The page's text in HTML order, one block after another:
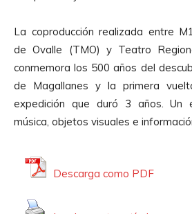
o
u
c
t
o
r
d
La coproducción realizada entre
de Ovalle (TMO) y Teatro
conmemora los 500 años del
de Magallanes y la primera
expedición que duró 3 años. Un
música, objetos visuales e
Descarga como PDF